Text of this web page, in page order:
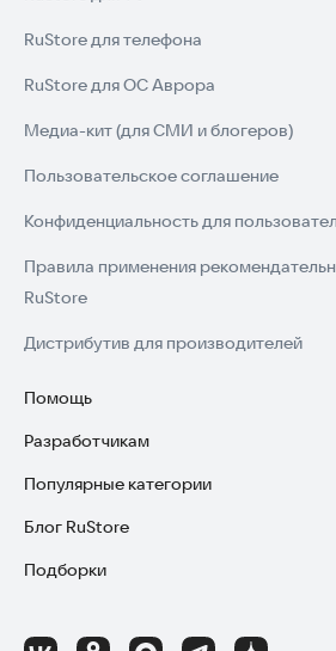
RuStore для телефона
RuStore для ОС Аврора
Медиа-кит (для СМИ и блогеров)
Пользовательское соглашение
Конфиденциальность для
Правила применения
RuStore
Дистрибутив для производителей
Помощь
Установка RuStore на TV
Установка RuStore на телефон
Установка RuStore в машину
Помощь пользователям RuStore
Разработчикам
Зарабатывать с RuStore
Стать разработчиком
Доступ к RuStore Консоль
Популярные категории
Игры для Android
Приложения банков
Блог RuStore
Обзоры игр для Android 2025
Подборки